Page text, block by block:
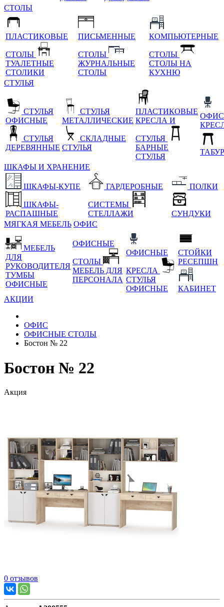
СТОЛЫ
ПЛАСТИКОВЫЕ
СТОЛЫ
ТУАЛЕТНЫЕ
СТОЛИКИ
ПИСЬМЕННЫЕ
СТОЛЫ
ЖУРНАЛЬНЫЕ
СТОЛЫ
КОМПЬЮТЕРНЫЕ
СТОЛЫ
СТОЛЫ НА
КУХНЮ
СТУЛЬЯ
СТУЛЬЯ
ОФИСНЫЕ
СТУЛЬЯ
ДЕРЕВЯННЫЕ
СТУЛЬЯ
МЕТАЛЛИЧЕСКИЕ
СКЛАДНЫЕ
СТУЛЬЯ
ПЛАСТИКОВЫЕ
КРЕСЛА И
СТУЛЬЯ
БАРНЫЕ
СТУЛЬЯ
ШКАФЫ И ХРАНЕНИЕ
ШКАФЫ-КУПЕ
ШКАФЫ-
РАСПАШНЫЕ
ГАРДЕРОБНЫЕ
СИСТЕМЫ
СТЕЛЛАЖИ
ПОЛКИ
СУНДУКИ
МЯГКАЯ МЕБЕЛЬ ОФИС
МЕБЕЛЬ
ДЛЯ
РУКОВОДИТЕЛЯ
ТУМБЫ
ОФИСНЫЕ
ОФИСНЫЕ
СТОЛЫ
МЕБЕЛЬ ДЛЯ
ПЕРСОНАЛА
ОФИСНЫЕ
КРЕСЛА
СТУЛЬЯ
ОФИСНЫЕ
СТОЙКИ
РЕСЕПШН
КАБИНЕТ
АКЦИИ
ОФИС
ОФИСНЫЕ СТОЛЫ
Бостон № 22
Бостон № 22
Акция
0 отзывов